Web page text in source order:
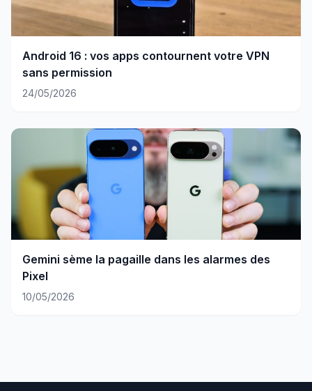
Android 16 : vos apps contournent votre VPN
sans permission
24/05/2026
Gemini sème la pagaille dans les alarmes des
Pixel
10/05/2026